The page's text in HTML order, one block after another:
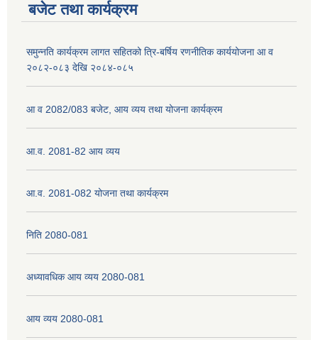
बजेट तथा कार्यक्रम
समुन्नति कार्यक्रम लागत सहितको त्रि-बर्षिय रणनीतिक कार्ययोजना आ व
२०८२-०८३ देखि २०८४-०८५
आ व 2082/083 बजेट, आय व्यय तथा योजना कार्यक्रम
आ.व. 2081-82 आय व्यय
आ.व. 2081-082 योजना तथा कार्यक्रम
निति 2080-081
अध्यावधिक आय व्यय 2080-081
आय व्यय 2080-081